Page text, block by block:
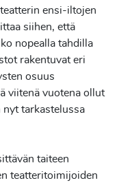
ensi-iltojen
siihen, että
nopealla tahdilla
rakentuvat eri
osuus
viitenä vuotena ollut
tarkastelussa
taiteen
teatteritoimijoiden